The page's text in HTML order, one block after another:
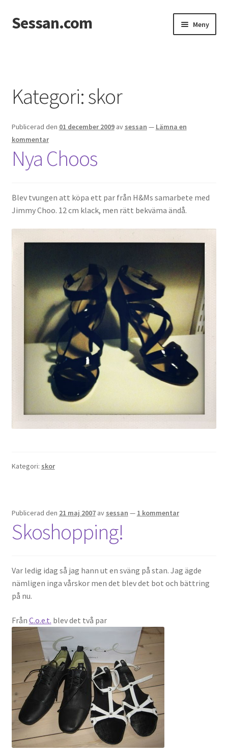
Hoppa
till
Hoppa
till
Sessan.com Meny
Integritetspolicy
Jessicas & Marcus bröllop
Ett helt fantastiskt bröllop!
Från Photoboothet
Klädkod: Mörk kostym
Vigseln: Maria Magdalena Kyrka
Festen: Villa Ludvigsberg
Toastmaster
Barn?
Mitt konto
Varukorg
Webbutik
Kategori:skor
Publicerad den 01 december 2009 av sessan — Lämna en
kommentar
Nya Choos
Blev tvungen att köpa ett par från H&Ms samarbete med
Jimmy Choo. 12 cm klack, men rätt bekväma ändå.
Kategori: skor
Publicerad den 21 maj 2007 av sessan — 1 kommentar
Skoshopping!
Var ledig idag så jag hann ut en sväng på stan. Jag ägde
nämligen inga vårskor men det blev det bot och bättring
på nu.
Från C.o.e.t. blev det två par